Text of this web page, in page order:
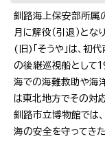
釧路海上保安部所属
月に解役（引退）とな
(旧)「そうや」は、初
の後継巡視船として
海での海難救助や海
は東北地方でその対
釧路市立博物館では、
海の安全を守ってき